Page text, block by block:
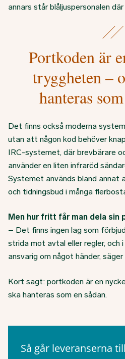
annars står blåljuspersonalen
Portkoden är
tryggheten –
hanteras
Det finns också moderna
utan att någon kod behöver
IRC-systemet, där brevbärare
använder en liten infraröd
Systemet används bland annat
och tidningsbud i många
Men hur fritt får man dela sin
– Det finns ingen lag som
strida mot avtal eller regler, och
ansvarig om något händer, säger
Kort sagt: portkoden är en
ska hanteras som en sådan.
Så går leveranserna till